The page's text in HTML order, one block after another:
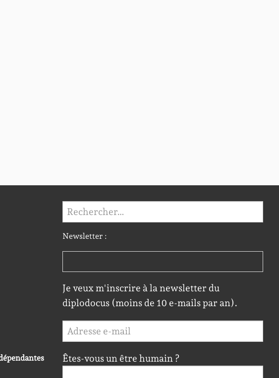
Rechercher :
Newsletter :
Je veux m'inscrire à la newsletter du
diplodocus (moins de 10 e-mails par an).
Êtes-vous un être humain ?